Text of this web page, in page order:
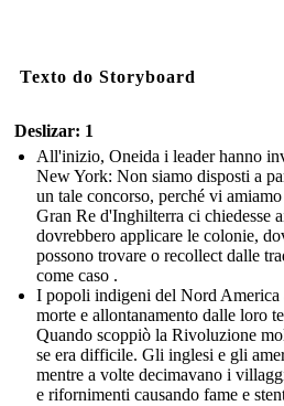
Texto do Storyboard
Deslizar: 1
All'inizio, Oneida i leader hanno
New York: Non siamo disposti a
un tale concorso, perché vi
Gran Re d'Inghilterra ci chiedesse
dovrebbero applicare le colonie,
possono trovare o recollect dalle
come caso .
I popoli indigeni del Nord
morte e allontanamento dalle loro
Quando scoppiò la Rivoluzione
se era difficile. Gli inglesi e gli
mentre a volte decimavano i
e rifornimenti causando fame e